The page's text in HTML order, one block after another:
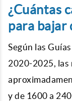
¿Cuántas
para bajar
Según las
2020-2025, las
y de 1600 a